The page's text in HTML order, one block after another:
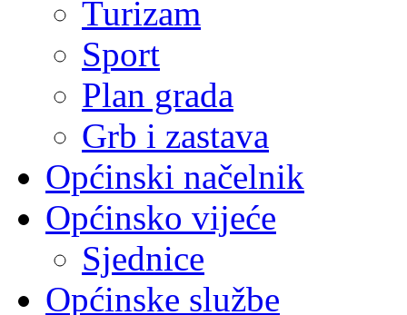
Turizam
Sport
Plan grada
Grb i zastava
Općinski načelnik
Općinsko vijeće
Sjednice
Općinske službe